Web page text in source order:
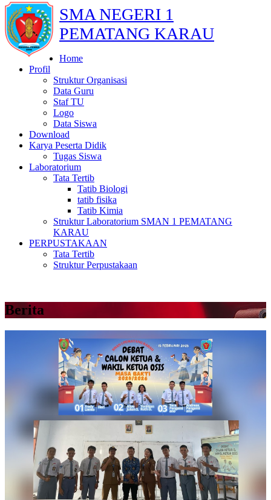
SMA NEGERI 1
PEMATANG KARAU
Home
Profil
Struktur Organisasi
Data Guru
Staf TU
Logo
Data Siswa
Download
Karya Peserta Didik
Tugas Siswa
Laboratorium
Tata Tertib
Tatib Biologi
tatib fisika
Tatib Kimia
Struktur Laboratorium SMAN 1 PEMATANG
KARAU
PERPUSTAKAAN
Tata Tertib
Struktur Perpustakaan
Berita